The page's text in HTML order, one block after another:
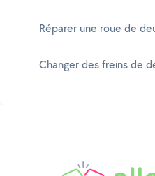
Réparer une roue de
Changer des freins de